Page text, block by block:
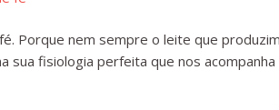
Porque nem sempre o leite que
sua fisiologia perfeita que nos